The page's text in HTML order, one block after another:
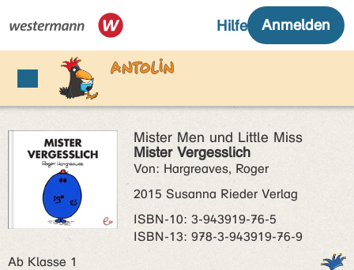
Mister Men und Little Miss
Mister Vergesslich
Von: Hargreaves, Roger
2015 Susanna Rieder Verlag
ISBN‑10: 3-943919-76-5
ISBN‑13: 978-3-943919-76-9
Ab Klasse 1